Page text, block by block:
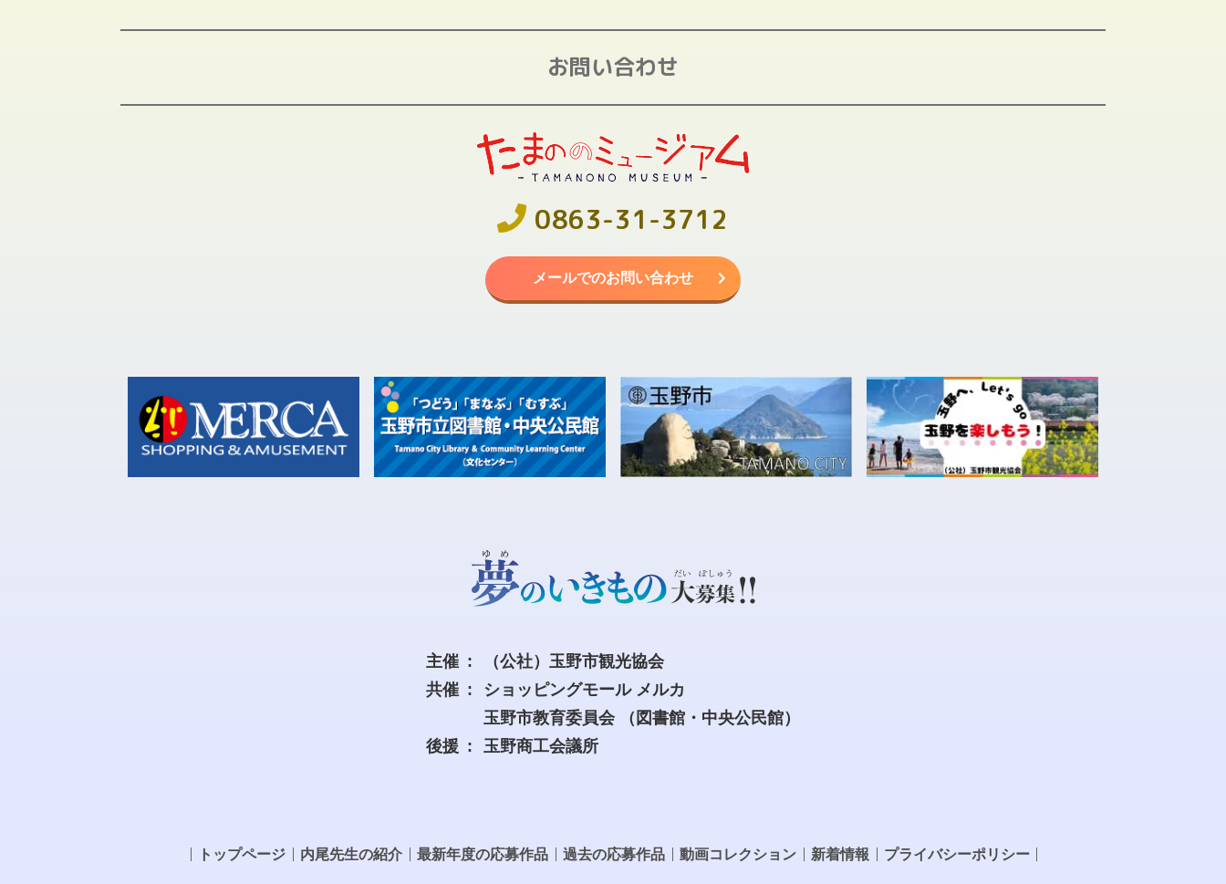
お問い合わせ
0863-31-3712
メールでのお問い合わせ
主催
（公社）玉野市観光協会
共催
ショッピングモール メルカ
玉野市教育委員会
（図書館・中央公民館）
後援
玉野商工会議所
トップページ 内尾先生の紹介 最新年度の応募作品 過去の応募作品 動画コレクション 新着情報 プライバシーポリシー